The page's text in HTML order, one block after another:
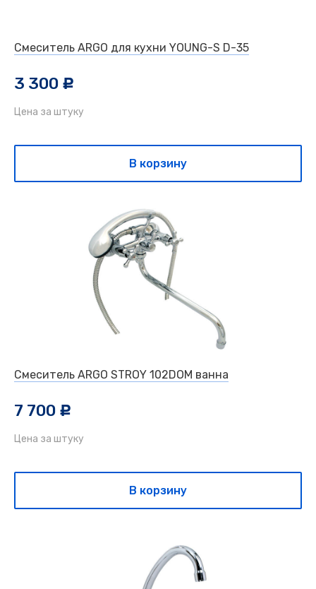
Смеситель ARGO для кухни YOUNG-S D-35
3 300 c
Цена за штуку
В корзину
Смеситель ARGO STROY 102DOM ванна
7 700 c
Цена за штуку
В корзину